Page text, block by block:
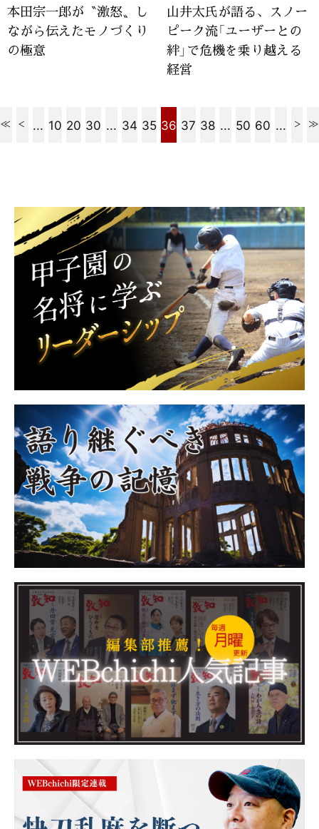
本田宗一郎が〝激怒〟し
ながら伝えたモノづくり
の極意
山井太氏が語る、スノー
ピーク流「ユーザーとの
絆」で危機を乗り越える
経営
... 10 20 30 ... 34 35 36 37 38 ... 50 60 ...